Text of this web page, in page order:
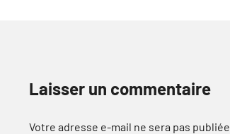
Laisser un commentaire
Votre adresse e-mail ne sera pas publiée.